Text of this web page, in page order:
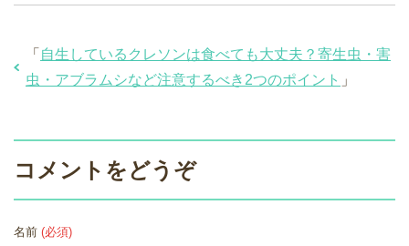
「 自生しているクレソンは食べても大丈夫？寄生虫・害
虫・アブラムシなど注意するべき2つのポイント 」
コメントをどうぞ
名前 (必須)